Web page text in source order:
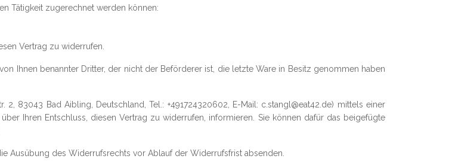
Tätigkeit zugerechnet werden können:
Vertrag zu widerrufen.
Ihnen benannter Dritter, der nicht der Beförderer ist, die letzte Ware in Besitz genommen haben
83043 Bad Aibling, Deutschland, Tel.: +491724320602, E-Mail: c.stangl@eat42.de) mittels einer
Ihren Entschluss, diesen Vertrag zu widerrufen, informieren. Sie können dafür das beigefügte
Ausübung des Widerrufsrechts vor Ablauf der Widerrufsfrist absenden.